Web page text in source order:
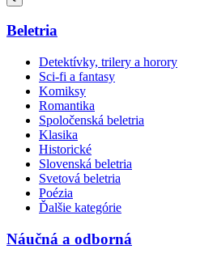
Beletria
Detektívky, trilery a horory
Sci-fi a fantasy
Komiksy
Romantika
Spoločenská beletria
Klasika
Historické
Slovenská beletria
Svetová beletria
Poézia
Ďalšie kategórie
Náučná a odborná